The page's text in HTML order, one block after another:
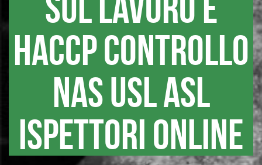
HACCP CONTROLLO
NAS USL ASL
ISPETTORI ONLINE